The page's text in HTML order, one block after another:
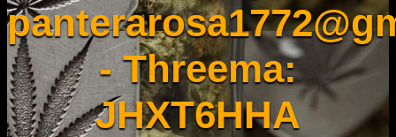
- Threema:
JHXT6HHA